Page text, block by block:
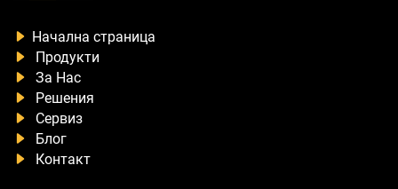
Начална страница
Продукти
За Нас
Решения
Сервиз
Блог
Контакт